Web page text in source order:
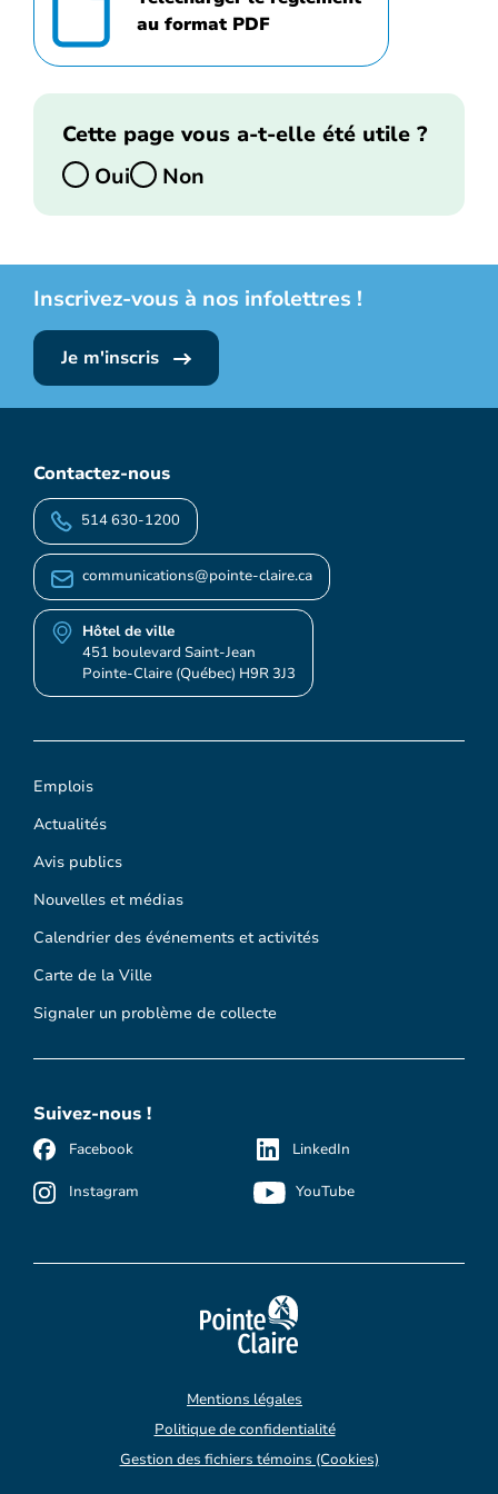
au format PDF
Cette page vous a-t-elle été utile ?
Oui
Non
Inscrivez-vous à nos infolettres !
Je m'inscris
Emplois
Actualités
Avis publics
Nouvelles et médias
Calendrier des événements et activités
Carte de la Ville
Signaler un problème de collecte
Contactez-nous
514 630-1200
communications@pointe-claire.ca
Hôtel de ville
451 boulevard Saint-Jean
Pointe-Claire (Québec) H9R 3J3
Suivez-nous !
Facebook
Instagram
LinkedIn
YouTube
Mentions légales
Politique de confidentialité
Gestion des fichiers témoins (Cookies)